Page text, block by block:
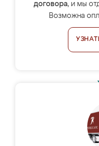
договора, и мы
Возможна